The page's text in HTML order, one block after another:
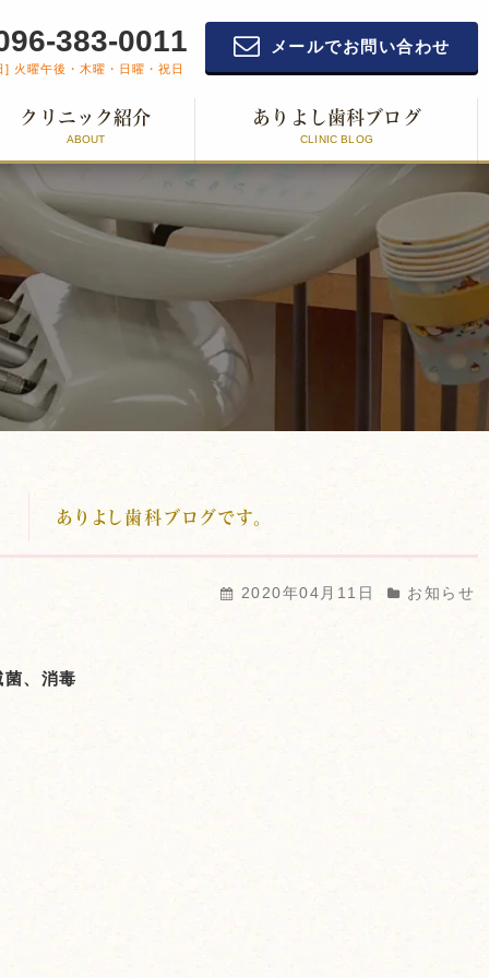
383-0011
] 火曜午後・木曜・日曜・祝日
メールでお問い合わせ
クリニック紹介
ABOUT
ありよし歯科ブログ
CLINIC BLOG
ありよし歯科ブログです。
2020年04月11日 お知らせ
、消毒